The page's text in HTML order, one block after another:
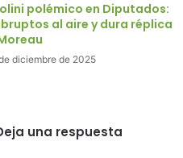
polémico en Diputados:
al aire y dura réplica
diciembre de 2025
una respuesta